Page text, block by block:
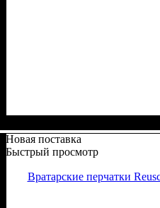
Новая поставка
Быстрый просмотр
Вратарские перчатки